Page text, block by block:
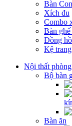
Bàn
Xích đu
Combo
Bàn
Đồng
Kệ
Nội thất
Bộ bàn
Bàn ăn